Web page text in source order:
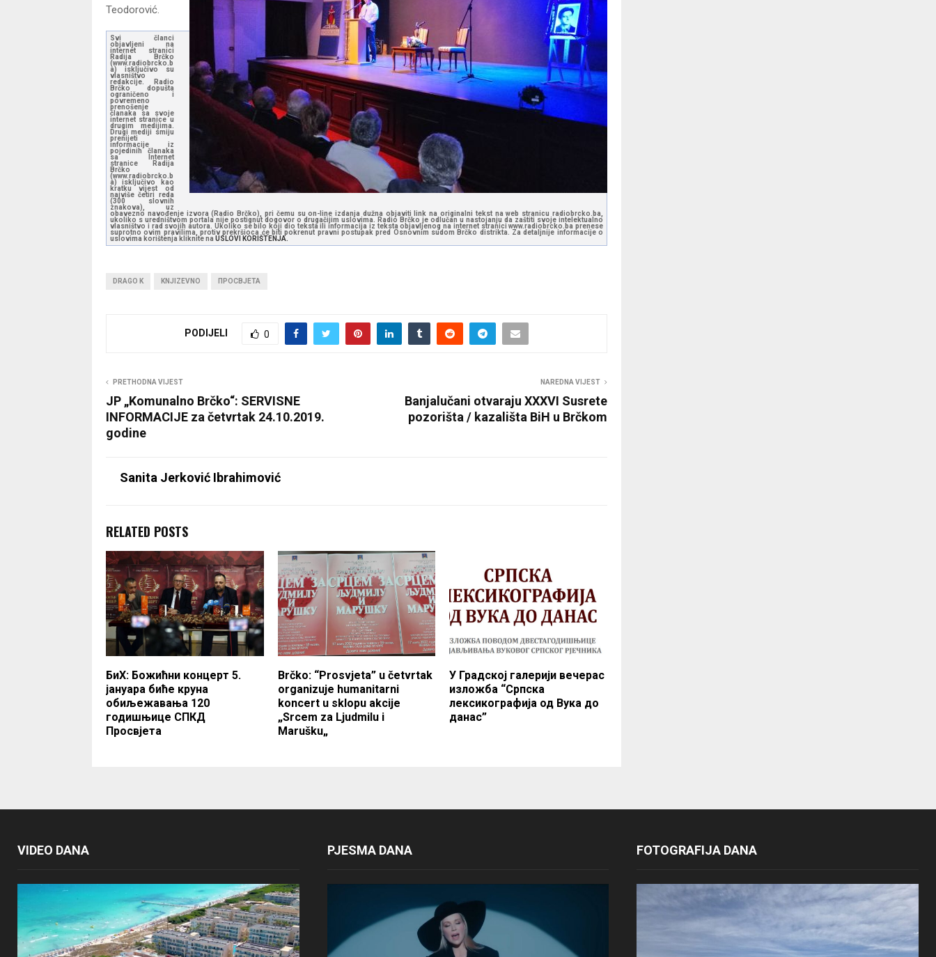
Teodorović.
Svi članci
objavljeni na
internet stranici
Radija Brčko
(www.radiobrcko.b
a) isključivo su
vlasništvo
redakcije. Radio
Brčko dopušta
ograničeno i
povremeno
prenošenje
članaka sa svoje
internet stranice u
drugim medijima.
Drugi mediji smiju
prenijeti
informacije iz
pojedinih članaka
sa Internet
stranice Radija
Brčko
(www.radiobrcko.b
a) isključivo kao
kratku vijest od
najviše četiri reda
(300 slovnih
znakova), uz
obavezno navođenje izvora (Radio Brčko), pri čemu su on-line izdanja dužna objaviti link na originalni tekst na web stranicu radiobrcko.ba,
ukoliko s uredništvom portala nije postignut dogovor o drugačijim uslovima. Radio Brčko je odlučan u nastojanju da zaštiti svoje intelektualno
vlasništvo i rad svojih autora. Ukoliko se bilo koji dio teksta ili informacija iz teksta objavljenog na internet stranici www.radiobrcko.ba prenese
suprotno ovim pravilima, protiv prekršioca će biti pokrenut pravni postupak pred Osnovnim sudom Brčko distrikta. Za detaljnije informacije o
uslovima korištenja kliknite na USLOVI KORIŠTENJA.
DRAGO K KNJIZEVNO ПРОСВЈЕТА
PODIJELI 0
PRETHODNA VIJEST
JP „Komunalno Brčko“: SERVISNE
INFORMACIJE za četvrtak 24.10.2019.
godine
NAREDNA VIJEST
Banjalučani otvaraju XXXVI Susrete
pozorišta / kazališta BiH u Brčkom
Sanita Jerković Ibrahimović
RELATED POSTS
БиХ: Божићни концерт 5.
јануара биће круна
обиљежавања 120
годишњице СПКД
Просвјета
Brčko: “Prosvjeta” u četvrtak
organizuje humanitarni
koncert u sklopu akcije
„Srcem za Ljudmilu i
Marušku„
У Градској галерији вечерас
изложба “Српска
лексикографија од Вука до
данас”
VIDEO DANA PJESMA DANA FOTOGRAFIJA DANA